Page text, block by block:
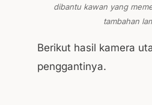
dibantu kawan yang
tambahan
Berikut hasil kamera
penggantinya.